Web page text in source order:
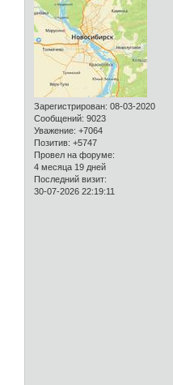
Зарегистрирован: 08-03-2020
Сообщений: 9023
Уважение: +7064
Позитив: +5747
Провел на форуме:
4 месяца 19 дней
Последний визит:
30-07-2026 22:19:11